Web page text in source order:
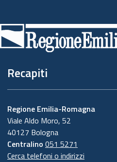
di
pagina
Recapiti
Regione Emilia-Romagna
Viale Aldo Moro, 52
40127 Bologna
Centralino 051 5271
Cerca telefoni o indirizzi